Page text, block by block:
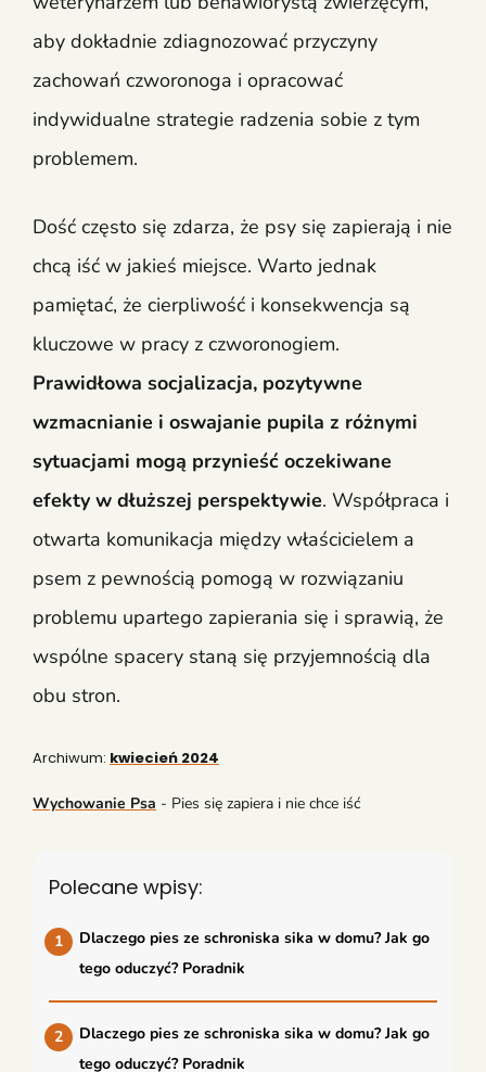
aby dokładnie zdiagnozować przyczyny
zachowań czworonoga i opracować
indywidualne strategie radzenia sobie z tym
problemem.
Dość często się zdarza, że psy się zapierają i nie
chcą iść w jakieś miejsce. Warto jednak
pamiętać, że cierpliwość i konsekwencja są
kluczowe w pracy z czworonogiem.
Prawidłowa socjalizacja, pozytywne
wzmacnianie i oswajanie pupila z różnymi
sytuacjami mogą przynieść oczekiwane
efekty w dłuższej perspektywie. Współpraca i
otwarta komunikacja między właścicielem a
psem z pewnością pomogą w rozwiązaniu
problemu upartego zapierania się i sprawią, że
wspólne spacery staną się przyjemnością dla
obu stron.
Archiwum: kwiecień 2024
Wychowanie Psa - Pies się zapiera i nie chce iść
Polecane wpisy:
Dlaczego pies ze schroniska sika w domu? Jak go
tego oduczyć? Poradnik
Dlaczego pies ze schroniska sika w domu? Jak go
tego oduczyć? Poradnik